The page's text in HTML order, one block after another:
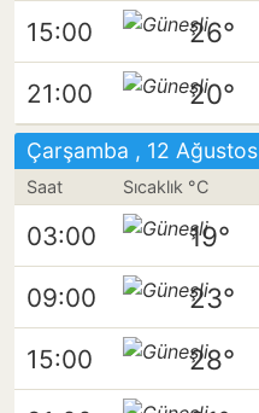
15:00 26°
21:00 20°
Çarşamba , 12 Ağustos
Saat Sıcaklık °C
03:00 19°
09:00 23°
15:00 28°